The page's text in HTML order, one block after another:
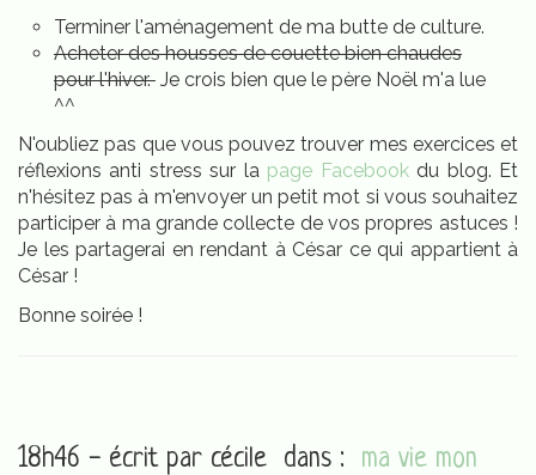
Terminer l'aménagement de ma butte de culture.
Acheter des housses de couette bien chaudes
pour l'hiver. Je crois bien que le père Noël m'a lue
^^
N'oubliez pas que vous pouvez trouver mes exercices et
réflexions anti stress sur la page Facebookdu blog. Et
n'hésitez pas à m'envoyer un petit mot si vous souhaitez
participer à ma grande collecte de vos propres astuces !
Je les partagerai en rendant à César ce qui appartient à
César !
Bonne soirée !
18h46 - écrit par cécile dans : ma vie mon